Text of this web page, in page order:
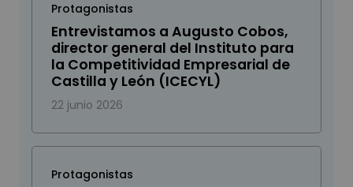
Protagonistas
Entrevistamos a Augusto Cobos,
director general del Instituto para
la Competitividad Empresarial de
Castilla y León (ICECYL)
22 junio 2026
Protagonistas